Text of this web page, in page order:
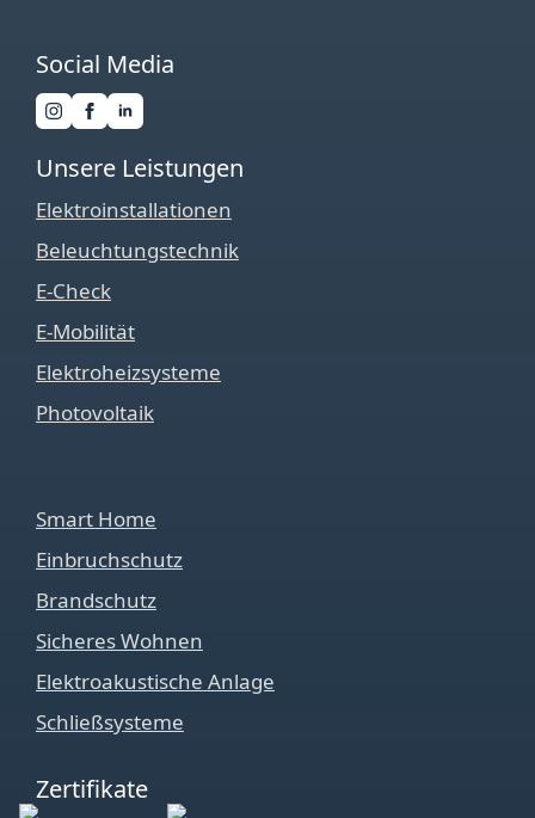
Social Media
Unsere Leistungen
Elektroinstallationen
Beleuchtungstechnik
E-Check
E-Mobilität
Elektroheizsysteme
Photovoltaik
Smart Home
Einbruchschutz
Brandschutz
Sicheres Wohnen
Elektroakustische Anlage
Schließsysteme
Zertifikate